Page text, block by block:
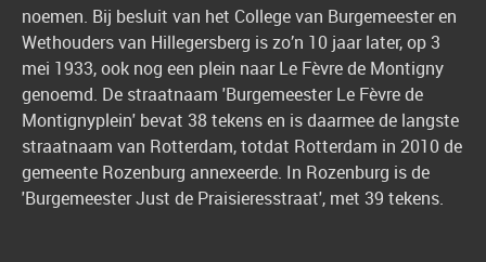
noemen. Bij besluit van het College van Burgemeester en
Wethouders van Hillegersberg is zo’n 10 jaar later, op 3
mei 1933, ook nog een plein naar Le Fèvre de Montigny
genoemd. De straatnaam 'Burgemeester Le Fèvre de
Montignyplein' bevat 38 tekens en is daarmee de langste
straatnaam van Rotterdam, totdat Rotterdam in 2010 de
gemeente Rozenburg annexeerde. In Rozenburg is de
'Burgemeester Just de Praisieresstraat', met 39 tekens.